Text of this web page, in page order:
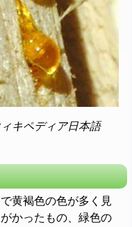
キペディア日本語
黄褐色の色が多く見
かったもの、緑色の